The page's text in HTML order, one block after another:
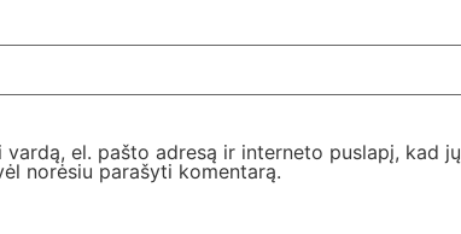
el. pašto adresą ir interneto puslapį, kad jų
norėsiu parašyti komentarą.